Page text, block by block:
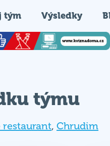
tým Výsledky
týmu
restaurant, Chrudim